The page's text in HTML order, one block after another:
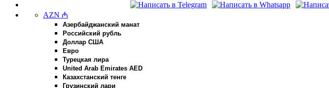
AZN ₼
Азербайджанский манат
Российский рубль
Доллар США
Евро
Турецкая лира
United Arab Emirates AED
Казахстанский тенге
Грузинский лари